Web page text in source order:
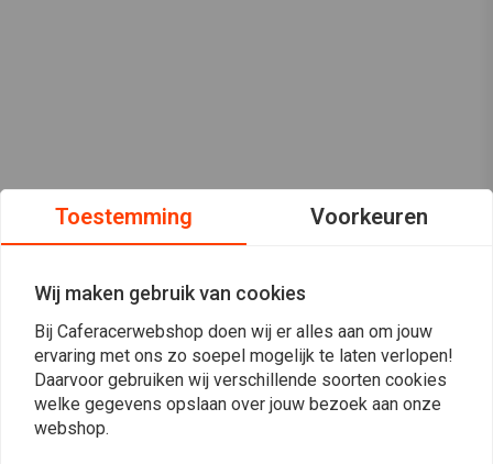
Toestemming Voorkeuren
Wij maken gebruik van cookies
Bij Caferacerwebshop doen wij er alles aan om jouw
ervaring met ons zo soepel mogelijk te laten verlopen!
Daarvoor gebruiken wij verschillende soorten cookies
welke gegevens opslaan over jouw bezoek aan onze
webshop.